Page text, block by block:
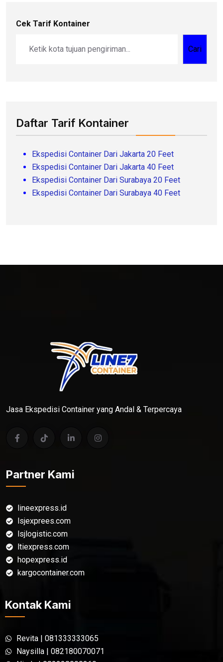
Cek Tarif Kontainer
Cari
Daftar Tarif Kontainer
Ekspedisi Container Dari Jakarta 20 Feet
Ekspedisi Container Dari Jakarta 40 Feet
Ekspedisi Container Dari Surabaya 20 Feet
Ekspedisi Container Dari Surabaya 40 Feet
Jasa Ekspedisi Container yang Andal & Terpercaya
Partner Kami
lineexpress.id
lsjexprees.com
lsjlogistic.com
ltiexpress.com
hopexpress.id
kargocontainer.com
Kontak Kami
Revita | 081333333065
Naysilla | 082180070071